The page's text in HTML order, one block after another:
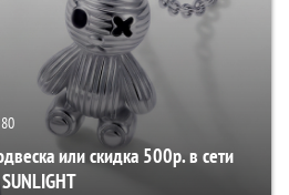
80
или скидка 500р. в сети